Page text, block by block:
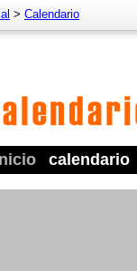
calendario
> Calendario